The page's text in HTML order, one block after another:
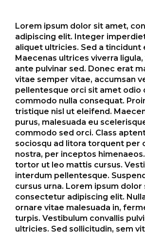
Lorem ipsum dolor sit amet,
adipiscing elit. Integer
aliquet ultricies. Sed a tincidunt
Maecenas ultrices viverra
ante pulvinar sed. Donec erat
vitae semper vitae, accumsan
pellentesque orci sit amet odio
commodo nulla consequat.
tristique nisl ut eleifend.
purus, malesuada eu
commodo sed orci. Class
sociosqu ad litora torquent per
nostra, per inceptos
tortor ut leo mattis cursus.
interdum pellentesque.
cursus urna. Lorem ipsum dolor
consectetur adipiscing elit.
ornare vitae malesuada in,
turpis. Vestibulum convallis
ultricies. Sed sollicitudin, sem